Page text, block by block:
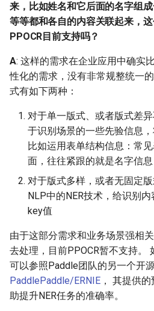
Q: 用PGNet做进行端到端
训练时，数据集标注的点
的个数必须都是统一一样
的吗? 能不能随意标点
数，只要能够按顺时针从
左上角开始标这样?
2.10 模型效果与效果不一致
Q: PP-OCR检测效果不
好，该如何优化？
Q：同一张图通用检测出
21个条目，轻量级检测出
26个 ，难道不是轻量级的
好吗？
Q: DB有些框太贴文本了反
而去掉了一些文本的边角
影响识别，这个问题有什
么办法可以缓解吗？
来，比如姓名和它后面的名字组
等等都和各自的内容关联起来，这
PPOCR目前支持吗？
A: 这样的需求在企业应用中确实
性化的需求，没有非常规整统一
式有如下两种：
对于单一版式、或者版式差
于识别场景的一些先验信息
比如运用表单结构信息：常
面，往往紧跟的就是名字信息
对于版式多样，或者无固定
NLP中的NER技术，给识别
key值
由于这部分需求和业务场景强相
去处理，目前PPOCR暂不支持。
可以参照Paddle团队的另一个开
PaddlePaddle/ERNIE ， 其提供
助提升NER任务的准确率。